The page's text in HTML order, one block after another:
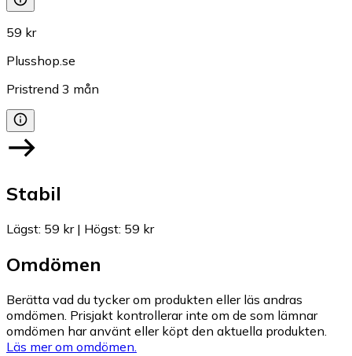
59 kr
Plusshop.se
Pristrend 3 mån
Stabil
Lägst: 59 kr| Högst: 59 kr
Omdömen
Berätta vad du tycker om produkten eller läs andras
omdömen. Prisjakt kontrollerar inte om de som lämnar
omdömen har använt eller köpt den aktuella produkten.
Läs mer om omdömen.